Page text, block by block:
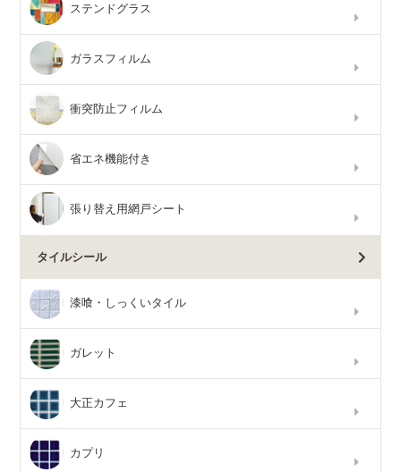
ステンドグラス
ガラスフィルム
衝突防止フィルム
省エネ機能付き
張り替え用網戸シート
タイルシール
漆喰・しっくいタイル
ガレット
大正カフェ
カプリ